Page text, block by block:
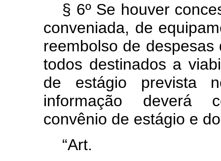
§ 6º Se houver
conveniada, de
reembolso de
todos destinados a
de estágio prevista
informação deverá
convênio de estágio e